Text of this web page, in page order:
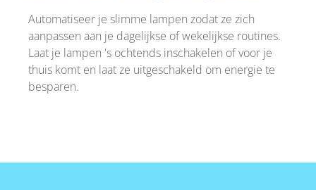
Automatiseer je slimme lampen zodat ze zich
aanpassen aan je dagelijkse of wekelijkse routines.
Laat je lampen 's ochtends inschakelen of voor je
thuis komt en laat ze uitgeschakeld om energie te
besparen.